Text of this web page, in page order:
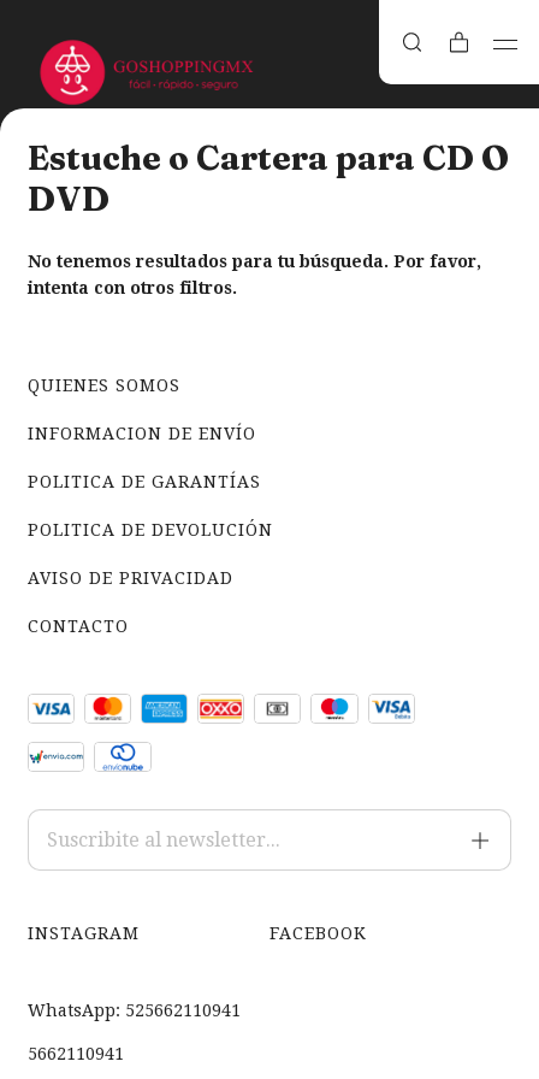
Estuche o Cartera para CD O
DVD
No tenemos resultados para tu búsqueda. Por favor,
intenta con otros filtros.
QUIENES SOMOS
INFORMACION DE ENVÍO
POLITICA DE GARANTÍAS
POLITICA DE DEVOLUCIÓN
AVISO DE PRIVACIDAD
CONTACTO
INSTAGRAM FACEBOOK
WhatsApp: 525662110941
5662110941